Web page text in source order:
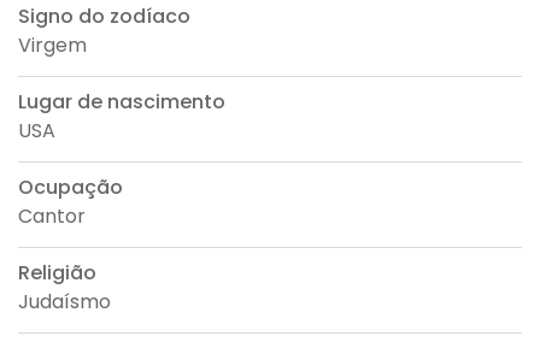
Signo do zodíaco
Virgem
Lugar de nascimento
USA
Ocupação
Cantor
Religião
Judaísmo